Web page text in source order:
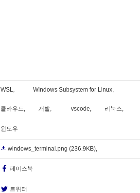
WSL, Windows Subsystem for Linux,
클라우드, 개발, vscode, 리눅스,
윈도우
windows_terminal.png (236.9KB),
페이스북
트위터